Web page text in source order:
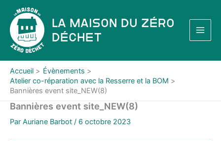
contenu
La Maison du Zéro
Déchet
Accueil
Évènements
Atelier co-réparation avec la Resserre et la BOM
Bannières event site_NEW(8)
Bannières event site_NEW(8)
Par Auriane Barbot / 6 octobre 2023